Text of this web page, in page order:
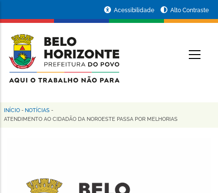
conteúdo
principal
da
Prefeitura
de
Horizonte
Acessibilidade Alto Contraste
Trilha
INÍCIO - NOTÍCIAS -
ATENDIMENTO AO CIDADÃO DA NOROESTE PASSA POR MELHORIAS